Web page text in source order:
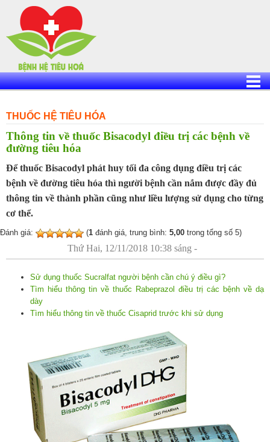
content
THUỐC HỆ TIÊU HÓA
Thông tin về thuốc Bisacodyl điều trị các bệnh về
đường tiêu hóa
Để thuốc Bisacodyl phát huy tối đa công dụng điều trị các
bệnh về đường tiêu hóa thì người bệnh cần nắm được đầy đủ
thông tin về thành phần cũng như liều lượng sử dụng cho từng
cơ thể.
Đánh giá: (1 đánh giá, trung bình: 5,00 trong tổng số 5)
Thứ Hai, 12/11/2018 10:38 sáng -
Sử dụng thuốc Sucralfat người bệnh cần chú ý điều gì?
Tìm hiểu thông tin về thuốc Rabeprazol điều trị các bệnh về dạ
dày
Tìm hiểu thông tin về thuốc Cisaprid trước khi sử dụng